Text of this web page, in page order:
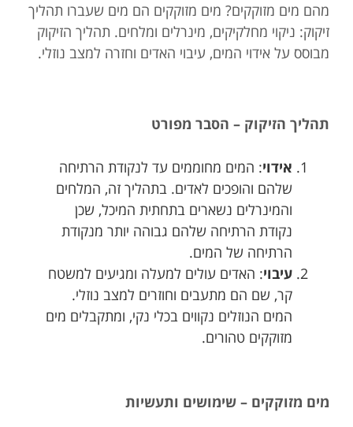
מהם מים מזוקקים? מים מזוקקים הם מים שעברו תהליך
זיקוק: ניקוי מחלקיקים, מינרלים ומלחים. תהליך הזיקוק
מבוסס על אידוי המים, עיבוי האדים וחזרה למצב נוזלי.
תהליך הזיקוק – הסבר מפורט
אידוי: המים מחוממים עד לנקודת הרתיחה
שלהם והופכים לאדים. בתהליך זה, המלחים
והמינרלים נשארים בתחתית המיכל, שכן
נקודת הרתיחה שלהם גבוהה יותר מנקודת
הרתיחה של המים.
עיבוי: האדים עולים למעלה ומגיעים למשטח
קר, שם הם מתעבים וחוזרים למצב נוזלי.
המים הנוזלים נקווים בכלי נקי, ומתקבלים מים
מזוקקים טהורים.
מים מזוקקים – שימושים ותעשיות